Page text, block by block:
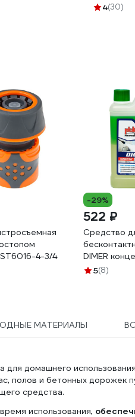
4(30)
ST6016-4-3/4
-29%
522 ₽
Средство
DIMER
Atas A4464
5(8)
МАТЕРИАЛЫ
для домашнего
полов и бетонных дорожек
средства.
использования,